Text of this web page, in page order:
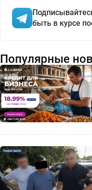
быть в курсе
Популярные